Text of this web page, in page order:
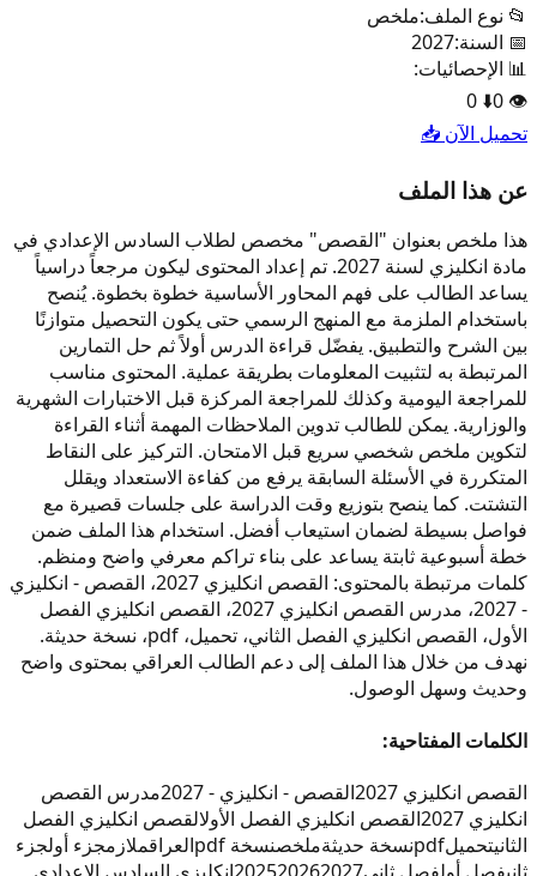
📂 نوع الملف:ملخص
📅 السنة:2027
📊 الإحصائيات:
👁️
0
⬇️
0
تحميل الآن 📥
عن هذا الملف
هذا ملخص بعنوان "القصص" مخصص لطلاب السادس الإعدادي في
مادة انكليزي لسنة 2027. تم إعداد المحتوى ليكون مرجعاً دراسياً
يساعد الطالب على فهم المحاور الأساسية خطوة بخطوة. يُنصح
باستخدام الملزمة مع المنهج الرسمي حتى يكون التحصيل متوازنًا
بين الشرح والتطبيق. يفضّل قراءة الدرس أولاً ثم حل التمارين
المرتبطة به لتثبيت المعلومات بطريقة عملية. المحتوى مناسب
للمراجعة اليومية وكذلك للمراجعة المركزة قبل الاختبارات الشهرية
والوزارية. يمكن للطالب تدوين الملاحظات المهمة أثناء القراءة
لتكوين ملخص شخصي سريع قبل الامتحان. التركيز على النقاط
المتكررة في الأسئلة السابقة يرفع من كفاءة الاستعداد ويقلل
التشتت. كما ينصح بتوزيع وقت الدراسة على جلسات قصيرة مع
فواصل بسيطة لضمان استيعاب أفضل. استخدام هذا الملف ضمن
خطة أسبوعية ثابتة يساعد على بناء تراكم معرفي واضح ومنظم.
كلمات مرتبطة بالمحتوى: القصص انكليزي 2027، القصص - انكليزي
- 2027، مدرس القصص انكليزي 2027، القصص انكليزي الفصل
الأول، القصص انكليزي الفصل الثاني، تحميل، pdf، نسخة حديثة.
نهدف من خلال هذا الملف إلى دعم الطالب العراقي بمحتوى واضح
وحديث وسهل الوصول.
الكلمات المفتاحية:
القصص انكليزي 2027
القصص - انكليزي - 2027
مدرس القصص
انكليزي 2027
القصص انكليزي الفصل الأولالقصص انكليزي الفصل
الثانيتحميلpdfنسخة حديثةملخصنسخة pdf العراقملازمجزء أولجزء